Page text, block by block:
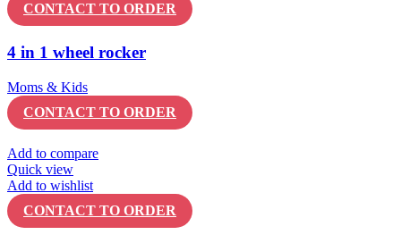
CONTACT TO ORDER
4 in 1 wheel rocker
Moms & Kids
CONTACT TO ORDER
Add to compare
Quick view
Add to wishlist
CONTACT TO ORDER